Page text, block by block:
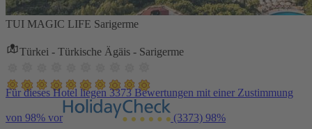
TUI MAGIC LIFE Sarigerme
Türkei - Türkische Ägäis - Sarigerme
Für dieses Hotel liegen 3373 Bewertungen mit einer Zustimmung
von 98% vor (3373) 98%